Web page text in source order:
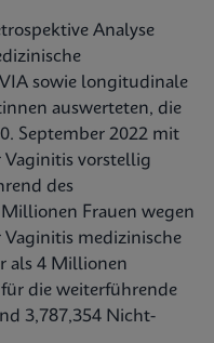
Analyse
sowie longitudinale
auswerteten, die
September 2022 mit
Vaginitis vorstellig
des
Frauen wegen
medizinische
als 4 Millionen
die weiterführende
3,787,354 Nicht-